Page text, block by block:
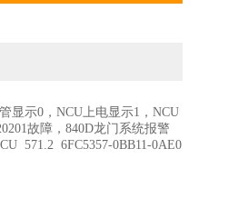
显示0，NCU上电显示1，NCU
故障，840D龙门系统报警
571.2 6FC5357-0BB11-0AE0